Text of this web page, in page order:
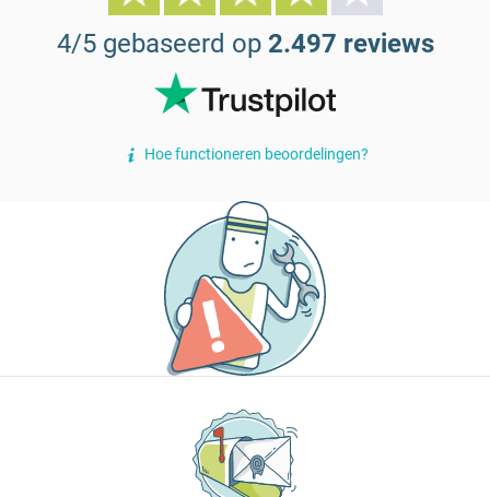
4/5 gebaseerd op 2.497 reviews
Hoe functioneren beoordelingen?